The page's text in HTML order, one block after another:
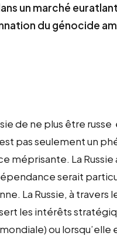
un marché
du génocide
de ne plus être
pas seulement un
méprisante. La
serait
La Russie, à travers
les intérêts
ou lorsqu’elle